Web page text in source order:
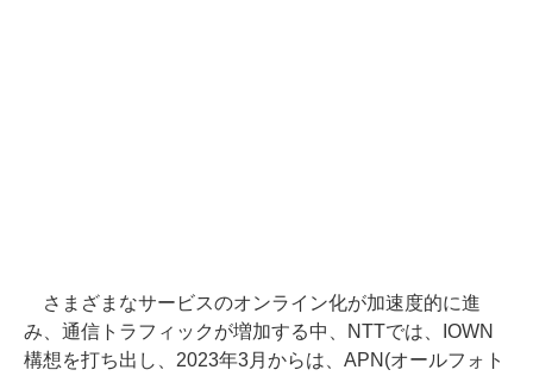
さまざまなサービスのオンライン化が加速度的に進
み、通信トラフィックが増加する中、NTTでは、IOWN
構想を打ち出し、2023年3月からは、APN(オールフォト